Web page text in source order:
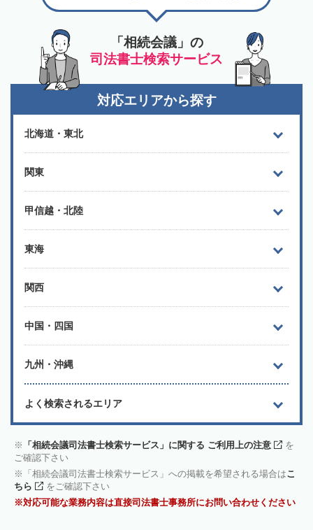
「相続会議」の
司法書士検索サービス
対応エリアから探す
北海道・東北
関東
甲信越・北陸
東海
関西
中国・四国
九州・沖縄
よく検索されるエリア
「相続会議司法書士検索サービス」に関する ご利用上の注意
を
ご確認下さい
「相続会議司法書士検索サービス」への掲載を希望される場合はこ
ちら
をご確認下さい
対応可能な業務内容は直接司法書士事務所にお問い合わせください